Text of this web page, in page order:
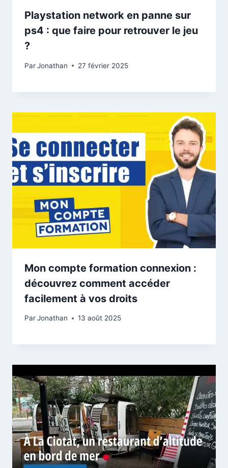
Playstation network en panne sur
ps4 : que faire pour retrouver le jeu
?
ParJonathan 27 février 2025
Mon compte formation connexion :
découvrez comment accéder
facilement à vos droits
ParJonathan 13 août 2025